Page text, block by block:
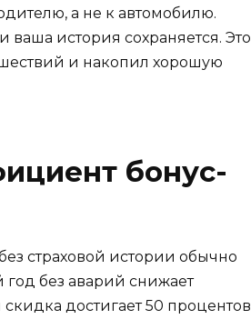
а не к автомобилю.
история сохраняется. Это
и накопил хорошую
бонус-
страховой истории обычно
без аварий снижает
достигает 50 процентов